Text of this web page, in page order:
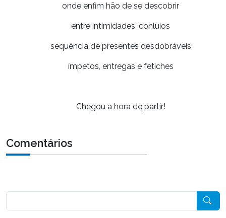
onde enfim hão de se descobrir
entre intimidades, conluios
sequência de presentes desdobráveis
ímpetos, entregas e fetiches
Chegou a hora de partir!
Comentários